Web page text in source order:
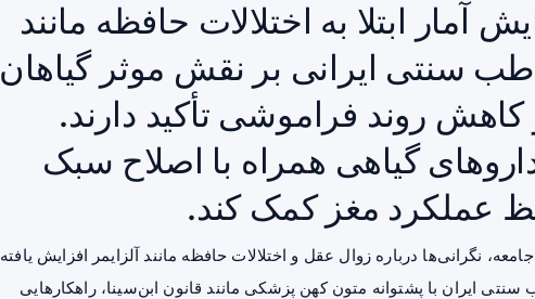
آمار ابتلا به اختلالات حافظه مانند
طب سنتی ایرانی بر نقش موثر گیاهان
روند فراموشی تأکید دارند.
گیاهی همراه با اصلاح سبک
عملکرد مغز کمک کند.
نگرانی‌ها درباره زوال عقل و اختلالات حافظه مانند آلزایمر افزایش یافته
ایران با پشتوانه متون کهن پزشکی مانند قانون ابن‌سینا، راهکارهایی